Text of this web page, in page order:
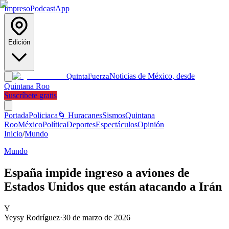
ImpresoPodcastApp
Edición
QuintaFuerzaNoticias de México, desde
Quintana Roo
Suscríbete gratis
PortadaPoliciaca 🌀 HuracanesSismosQuintana
RooMéxicoPolíticaDeportesEspectáculosOpinión
Inicio/Mundo
Mundo
España impide ingreso a aviones de
Estados Unidos que están atacando a Irán
Y
Yeysy Rodríguez·30 de marzo de 2026